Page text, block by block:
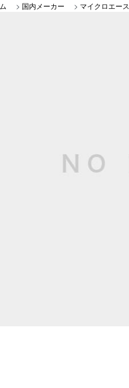
> 国内メーカー > マイクロエース